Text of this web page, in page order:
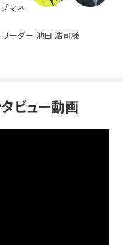
マネ
ーダー 池田 浩司様
ビュー動画